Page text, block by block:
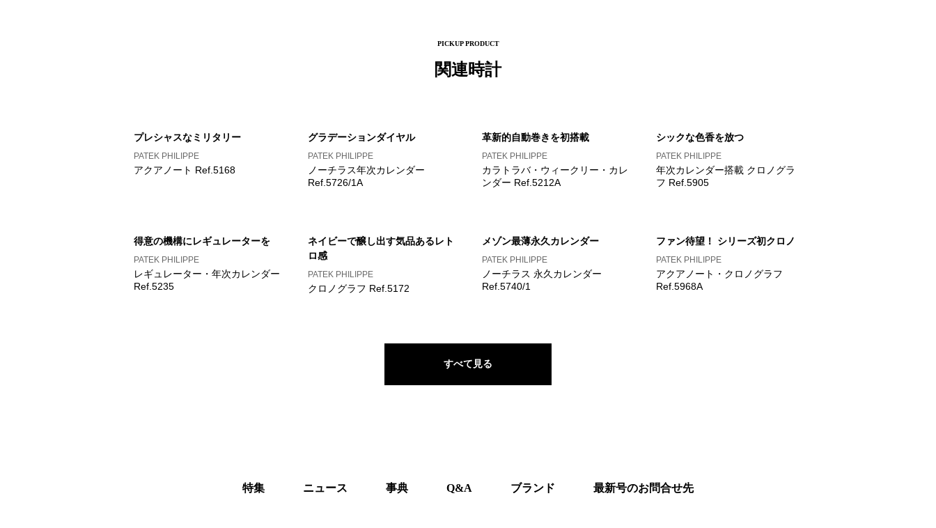
PICKUP PRODUCT
関連時計
プレシャスなミリタリー
PATEK PHILIPPE
アクアノート Ref.5168
グラデーションダイヤル
PATEK PHILIPPE
ノーチラス年次カレンダー
Ref.5726/1A
革新的自動巻きを初搭載
PATEK PHILIPPE
カラトラバ・ウィークリー・カレ
ンダー Ref.5212A
シックな色香を放つ
PATEK PHILIPPE
年次カレンダー搭載 クロノグラ
フ Ref.5905
得意の機構にレギュレーターを
PATEK PHILIPPE
レギュレーター・年次カレンダー
Ref.5235
ネイビーで醸し出す気品あるレト
ロ感
PATEK PHILIPPE
クロノグラフ Ref.5172
メゾン最薄永久カレンダー
PATEK PHILIPPE
ノーチラス 永久カレンダー
Ref.5740/1
ファン待望！ シリーズ初クロノ
PATEK PHILIPPE
アクアノート・クロノグラフ
Ref.5968A
すべて見る
特集 ニュース 事典 Q&A ブランド 最新号のお問合せ先